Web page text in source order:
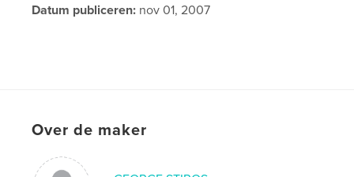
Datum publiceren: nov 01, 2007
Over de maker